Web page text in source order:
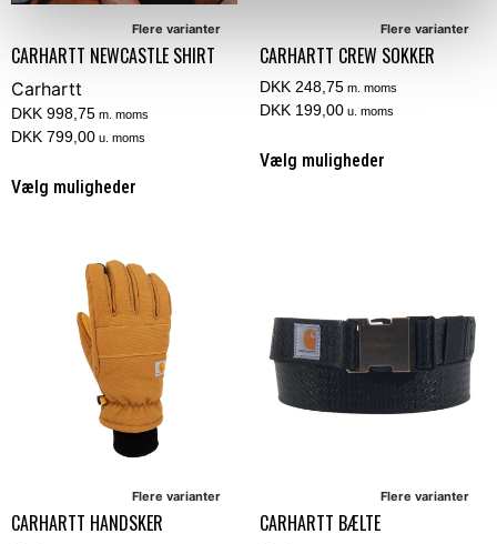
Flere varianter
CARHARTT NEWCASTLE SHIRT
Carhartt
DKK 998,75 m. moms
DKK 799,00 u. moms
Vælg muligheder
Flere varianter
CARHARTT CREW SOKKER
DKK 248,75 m. moms
DKK 199,00 u. moms
Vælg muligheder
Flere varianter
CARHARTT HANDSKER
Flere varianter
CARHARTT BÆLTE